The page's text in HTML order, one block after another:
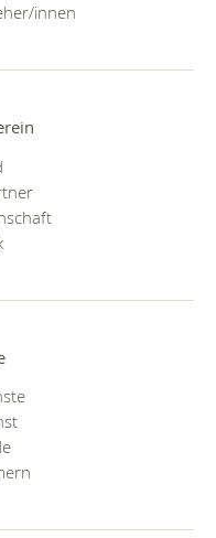
innen